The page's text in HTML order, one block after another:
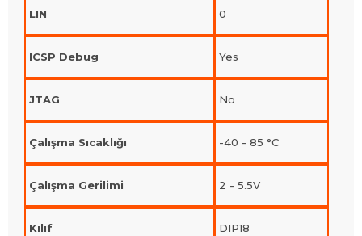
LIN 0
ICSP Debug Yes
JTAG No
Çalışma Sıcaklığı -40 - 85 °C
Çalışma Gerilimi 2 - 5.5V
Kılıf DIP18